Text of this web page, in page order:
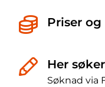
Priser
Her
Søknad via